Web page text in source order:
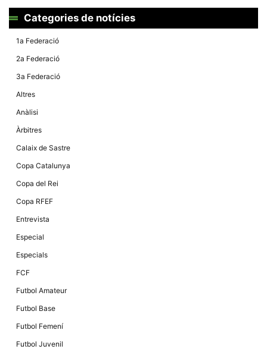
Categories de notícies
1a Federació
2a Federació
3a Federació
Altres
Anàlisi
Àrbitres
Calaix de Sastre
Copa Catalunya
Copa del Rei
Copa RFEF
Entrevista
Especial
Especials
FCF
Futbol Amateur
Futbol Base
Futbol Femení
Futbol Juvenil
del lloc web.